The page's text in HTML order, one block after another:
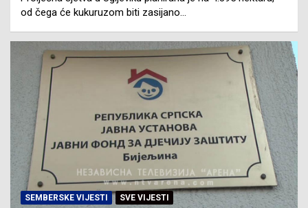
od čega će kukuruzom biti zasijano…
SEMBERSKE VIJESTI SVE VIJESTI